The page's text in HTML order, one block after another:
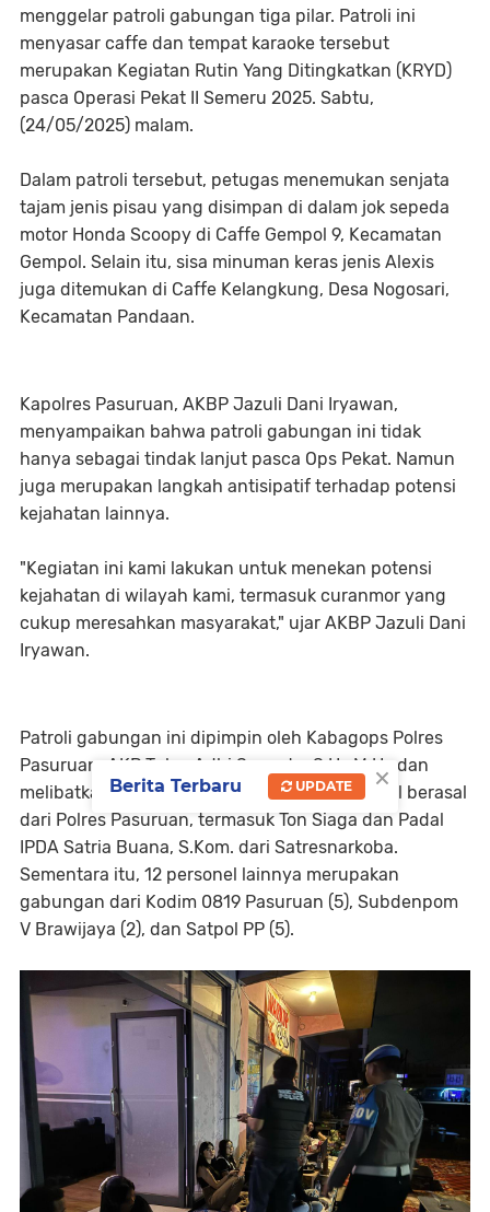
menggelar patroli gabungan tiga pilar. Patroli ini
menyasar caffe dan tempat karaoke tersebut
merupakan Kegiatan Rutin Yang Ditingkatkan (KRYD)
pasca Operasi Pekat II Semeru 2025. Sabtu,
(24/05/2025) malam.
Dalam patroli tersebut, petugas menemukan senjata
tajam jenis pisau yang disimpan di dalam jok sepeda
motor Honda Scoopy di Caffe Gempol 9, Kecamatan
Gempol. Selain itu, sisa minuman keras jenis Alexis
juga ditemukan di Caffe Kelangkung, Desa Nogosari,
Kecamatan Pandaan.
Kapolres Pasuruan, AKBP Jazuli Dani Iryawan,
menyampaikan bahwa patroli gabungan ini tidak
hanya sebagai tindak lanjut pasca Ops Pekat. Namun
juga merupakan langkah antisipatif terhadap potensi
kejahatan lainnya.
"Kegiatan ini kami lakukan untuk menekan potensi
kejahatan di wilayah kami, termasuk curanmor yang
cukup meresahkan masyarakat," ujar AKBP Jazuli Dani
Iryawan.
Patroli gabungan ini dipimpin oleh Kabagops Polres
Pasuruan, AKP Tulus Adhi Sanyoto, S.H., M.H., dan
melibatkan 36 personel. Sebanyak 24 personel berasal
dari Polres Pasuruan, termasuk Ton Siaga dan Padal
IPDA Satria Buana, S.Kom. dari Satresnarkoba.
Sementara itu, 12 personel lainnya merupakan
gabungan dari Kodim 0819 Pasuruan (5), Subdenpom
V Brawijaya (2), dan Satpol PP (5).
×
Berita Terbaru UPDATE